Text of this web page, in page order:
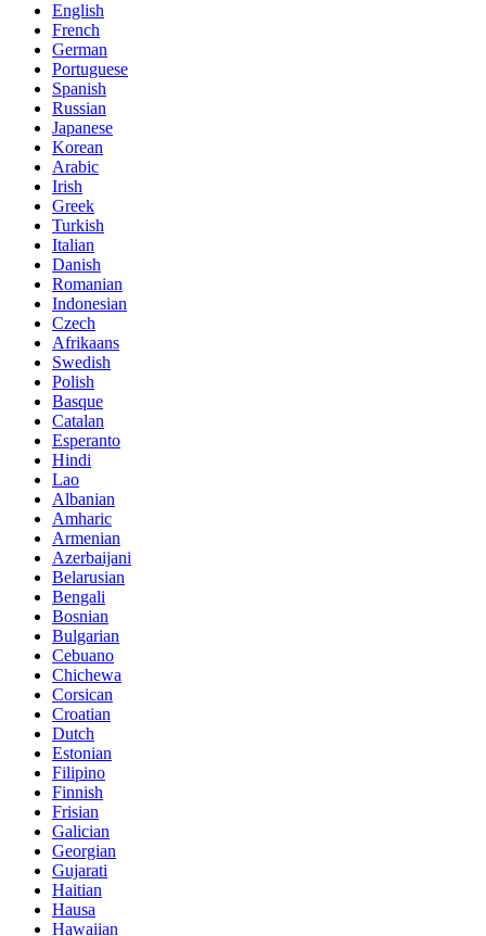
English
French
German
Portuguese
Spanish
Russian
Japanese
Korean
Arabic
Irish
Greek
Turkish
Italian
Danish
Romanian
Indonesian
Czech
Afrikaans
Swedish
Polish
Basque
Catalan
Esperanto
Hindi
Lao
Albanian
Amharic
Armenian
Azerbaijani
Belarusian
Bengali
Bosnian
Bulgarian
Cebuano
Chichewa
Corsican
Croatian
Dutch
Estonian
Filipino
Finnish
Frisian
Galician
Georgian
Gujarati
Haitian
Hausa
Hawaiian